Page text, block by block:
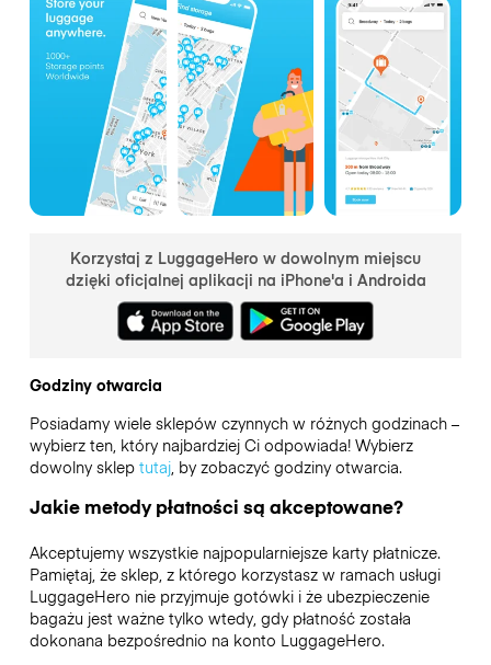
Korzystaj z LuggageHero w dowolnym miejscu
dzięki oficjalnej aplikacji na iPhone'a i Androida
Godziny otwarcia
Posiadamy wiele sklepów czynnych w różnych godzinach –
wybierz ten, który najbardziej Ci odpowiada! Wybierz
dowolny sklep tutaj, by zobaczyć godziny otwarcia.
Jakie metody płatności są akceptowane?
Akceptujemy wszystkie najpopularniejsze karty płatnicze.
Pamiętaj, że sklep, z którego korzystasz w ramach usługi
LuggageHero nie przyjmuje gotówki i że ubezpieczenie
bagażu jest ważne tylko wtedy, gdy płatność została
dokonana bezpośrednio na konto LuggageHero.